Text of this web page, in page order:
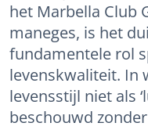
het Marbella Club
maneges, is het
fundamentele rol
levenskwaliteit. In
levensstijl niet als
beschouwd